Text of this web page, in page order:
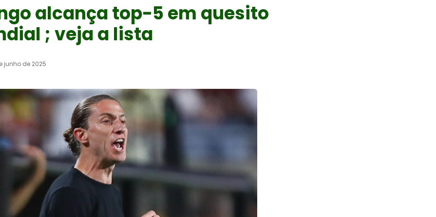
alcança top-5 em quesito
; veja a lista
junho de 2025